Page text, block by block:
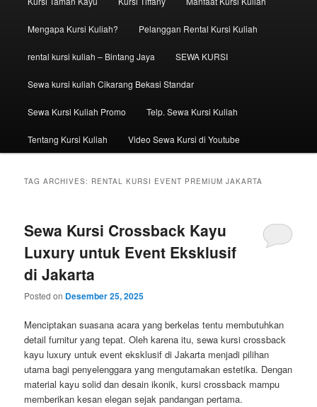
Mengapa Kursi Kuliah? Pelanggan Rental Kursi Kuliah
rental kursi kuliah – Bintang Jaya SEWA KURSI
Sewa kursi kuliah Cikarang Bekasi Standar
Sewa Kursi Kuliah Promo Telp. Sewa Kursi Kuliah
Tentang Kursi Kuliah Video Sewa Kursi di Youtube
TAG ARCHIVES: RENTAL KURSI EVENT PREMIUM JAKARTA
Sewa Kursi Crossback Kayu
Luxury untuk Event Eksklusif
di Jakarta
Posted on Desember 25, 2025
Menciptakan suasana acara yang berkelas tentu membutuhkan
detail furnitur yang tepat. Oleh karena itu, sewa kursi crossback
kayu luxury untuk event eksklusif di Jakarta menjadi pilihan
utama bagi penyelenggara yang mengutamakan estetika. Dengan
material kayu solid dan desain ikonik, kursi crossback mampu
memberikan kesan elegan sejak pandangan pertama.